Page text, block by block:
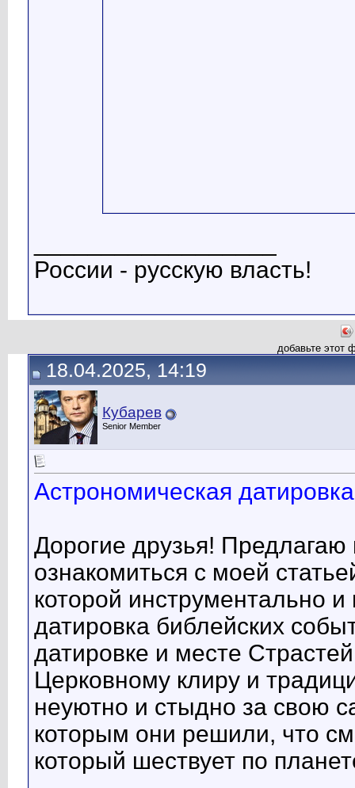
России - русскую власть!
добавьте этот
18.04.2025, 14:19
Кубарев
Senior Member
Астрономическая
Дорогие друзья!
ознакомиться с моей
которой инструментально
датировка библейских
датировке и месте
Церковному клиру и
неуютно и стыдно за свою
которым они решили, что
который шествует по